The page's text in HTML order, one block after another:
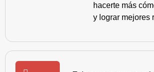
hacerte más
y lograr mejores